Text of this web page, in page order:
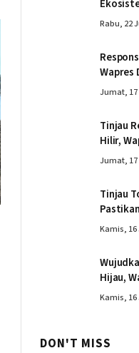
Unggul
Rabu, 22
Wapres
016
Jumat, 17
Tinjau
Hilir,
Sarana
Jumat, 17
Tinjau
Berjalan
Kamis, 16
Hijau,
Kamis, 16
DON'T MISS